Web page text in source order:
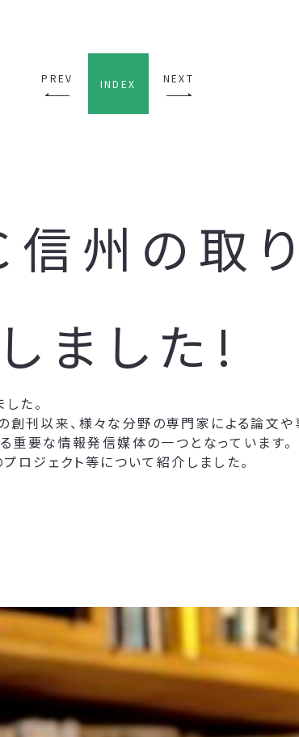
PREV INDEX NEXT
信州の取
ました!
た。
創刊以来、様々な分野の専門家による論
要な情報発信媒体の一つとなっています。
ロジェクト等について紹介しました。